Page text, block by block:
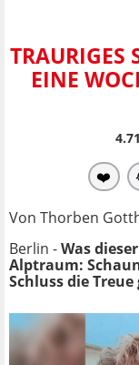
TRAURIGES
EINE
❤️
Von Thorben
Berlin -Was
Alptraum:
Schluss die